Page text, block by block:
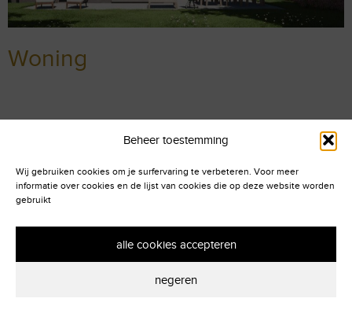
Beheer toestemming
Wij gebruiken cookies om je surfervaring te verbeteren. Voor meer
informatie over cookies en de lijst van cookies die op deze website worden
gebruikt
alle cookies accepteren
negeren
Woning